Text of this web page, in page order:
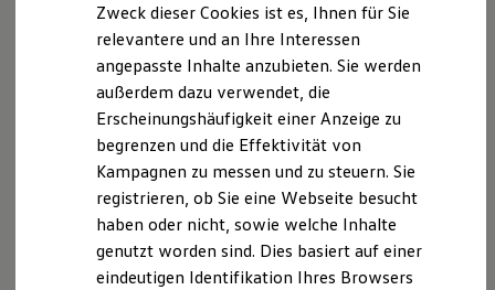
Kaufoptionen
E-Auto-Förderung
Software und Konnektivität
Die ID. Software 6
ID. Software Versionen und Updates
Digitale Extras
Schnittstellen zu Ihrem ID.
Hybridautos
Marke und Erlebnis
Volkswagen R und R Experience
R-Modelle
R Experience
Driving Experience
Volkswagen entdecken
Datenschutzerklärung
A. Verantwortlicher
Wir freuen uns, dass Sie unsere Webseite der
Autohaus Heil GmbH & Co. KG, Pfarrer-Vogler-Str. 2,
97514 Oberaurach,info@autohausheil.debesuchen.
Im Folgenden informieren wir Sie über die
Verarbeitung Ihrer personenbezogenen Daten durch
Zweck dieser Cookies ist es, Ihnen für Sie
relevantere und an Ihre Interessen
angepasste Inhalte anzubieten. Sie werden
außerdem dazu verwendet, die
Erscheinungshäufigkeit einer Anzeige zu
begrenzen und die Effektivität von
Kampagnen zu messen und zu steuern. Sie
registrieren, ob Sie eine Webseite besucht
haben oder nicht, sowie welche Inhalte
genutzt worden sind. Dies basiert auf einer
eindeutigen Identifikation Ihres Browsers